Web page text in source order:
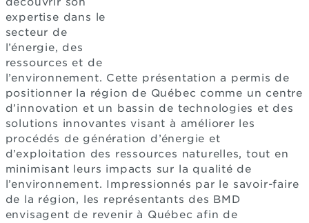
expertise dans le
secteur de
l’énergie, des
ressources et de
l’environnement. Cette présentation a permis de
positionner la région de Québec comme un centre
d’innovation et un bassin de technologies et des
solutions innovantes visant à améliorer les
procédés de génération d’énergie et
d’exploitation des ressources naturelles, tout en
minimisant leurs impacts sur la qualité de
l’environnement. Impressionnés par le savoir-faire
de la région, les représentants des BMD
envisagent de revenir à Québec afin de